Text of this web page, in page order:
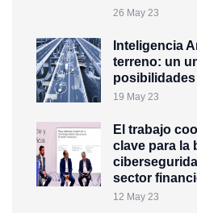
26 May 23
Inteligencia
terreno: un
posibilidades
19 May 23
El trabajo
clave para la
sector
12 May 23